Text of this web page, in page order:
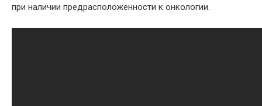
при наличии предрасположенности к онкологии.